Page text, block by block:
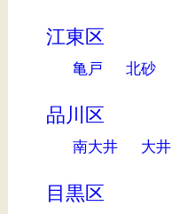
江東区
亀戸 北砂
品川区
南大井 大井
目黒区